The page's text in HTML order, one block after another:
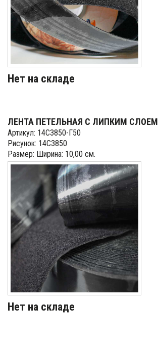
Нет на складе
ЛЕНТА ПЕТЕЛЬНАЯ С ЛИПКИМ СЛОЕМ
Артикул: 14С3850-Г50
Рисунок: 14С3850
Размер: Ширина: 10,00 см.
Нет на складе